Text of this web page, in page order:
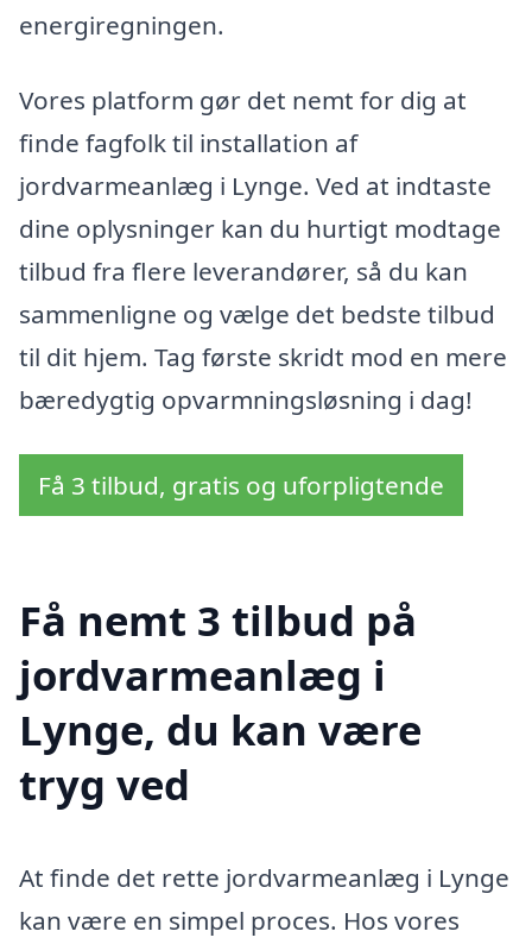
energiregningen.
Vores platform gør det nemt for dig at
finde fagfolk til installation af
jordvarmeanlæg i Lynge. Ved at indtaste
dine oplysninger kan du hurtigt modtage
tilbud fra flere leverandører, så du kan
sammenligne og vælge det bedste tilbud
til dit hjem. Tag første skridt mod en mere
bæredygtig opvarmningsløsning i dag!
Få 3 tilbud, gratis og uforpligtende
Få nemt 3 tilbud på
jordvarmeanlæg i
Lynge, du kan være
tryg ved
At finde det rette jordvarmeanlæg i Lynge
kan være en simpel proces. Hos vores